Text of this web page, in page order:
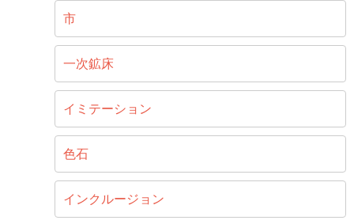
市
一次鉱床
イミテーション
色石
インクルージョン